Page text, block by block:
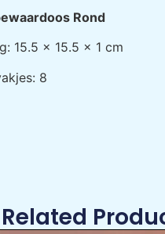
Rond
15.5 x 15.5 x 1 cm
8
Related